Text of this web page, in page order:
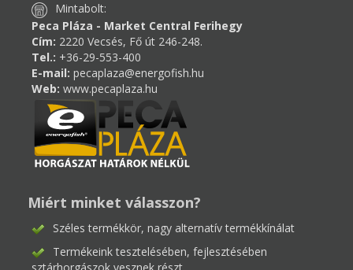
Mintabolt:
Peca Pláza - Market Central Ferihegy
Cím: 2220 Vecsés, Fő út 246-248.
Tel.: +36-29-553-400
E-mail: pecaplaza@energofish.hu
Web: www.pecaplaza.hu
Miért minket válasszon?
Széles termékkör, nagy alternatív termékkínálat
Termékeink tesztelésében, fejlesztésében